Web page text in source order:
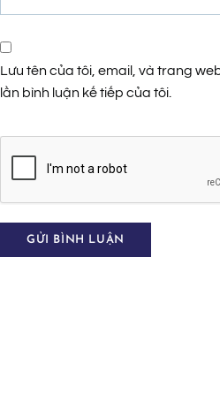
Lưu tên của tôi, email, và trang
lần bình luận kế tiếp của tôi.